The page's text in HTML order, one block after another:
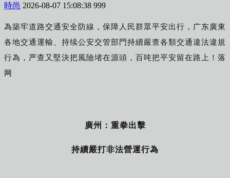
時尚 2026-08-07 15:08:38 999
為築牢道路交通安全防線， 保障人民群眾平安出行，广东廣東
各地交通運輸、持续公安交管部門持續嚴查各類交通違法違規
行為，严查又堅決把風險堵在源頭，百吨把平安留在路上！落
网
廣州：重拳出擊
持續嚴打非法營運行為